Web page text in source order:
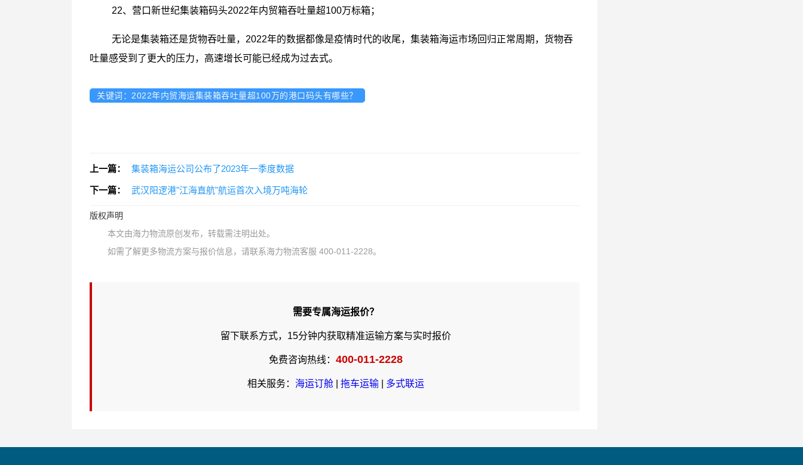
22、营口新世纪集装箱码头2022年内贸箱吞吐量超100万标箱；
无论是集装箱还是货物吞吐量，2022年的数据都像是疫情时代的收尾，集装箱海运市场回归正常周期，货物吞
吐量感受到了更大的压力，高速增长可能已经成为过去式。
关键词：2022年内贸海运集装箱吞吐量超100万的港口码头有哪些？
上一篇： 集装箱海运公司公布了2023年一季度数据
下一篇： 武汉阳逻港"江海直航"航运首次入境万吨海轮
版权声明
本文由海力物流原创发布，转载需注明出处。
如需了解更多物流方案与报价信息，请联系海力物流客服 400-011-2228。
需要专属海运报价？
留下联系方式，15分钟内获取精准运输方案与实时报价
免费咨询热线： 400-011-2228
相关服务： 海运订舱 拖车运输 多式联运